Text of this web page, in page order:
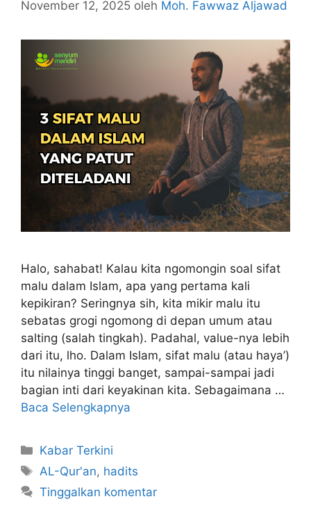
November 12, 2025 oleh Moh. Fawwaz Aljawad
Halo, sahabat! Kalau kita ngomongin soal sifat
malu dalam Islam, apa yang pertama kali
kepikiran? Seringnya sih, kita mikir malu itu
sebatas grogi ngomong di depan umum atau
salting (salah tingkah). Padahal, value-nya lebih
dari itu, lho. Dalam Islam, sifat malu (atau haya’)
itu nilainya tinggi banget, sampai-sampai jadi
bagian inti dari keyakinan kita. Sebagaimana …
Baca Selengkapnya
Kabar Terkini
AL-Qur'an, hadits
Tinggalkan komentar